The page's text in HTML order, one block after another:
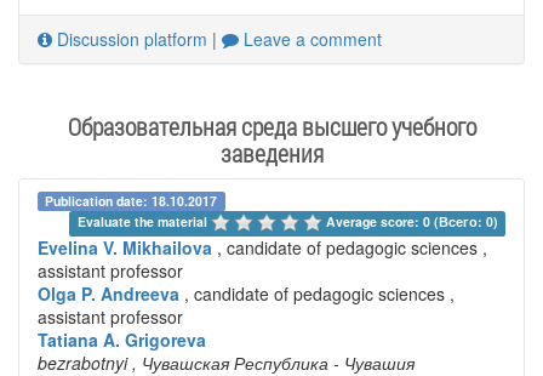
Discussion platform | Leave a comment
Образовательная среда высшего учебного
заведения
Publication date: 18.10.2017
Evaluate the material
Average score: 0 (Всего: 0)
Evelina V. Mikhailova , candidate of pedagogic sciences ,
assistant professor
Olga P. Andreeva , candidate of pedagogic sciences ,
assistant professor
Tatiana A. Grigoreva
bezrabotnyi , Чувашская Республика - Чувашия